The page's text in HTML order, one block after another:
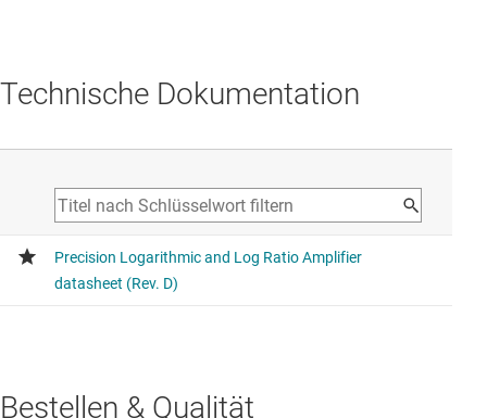
Technische Dokumentation
Bestellen & Qualität